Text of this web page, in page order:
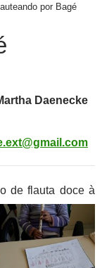
por Bagé
Daenecke
de flauta doce à